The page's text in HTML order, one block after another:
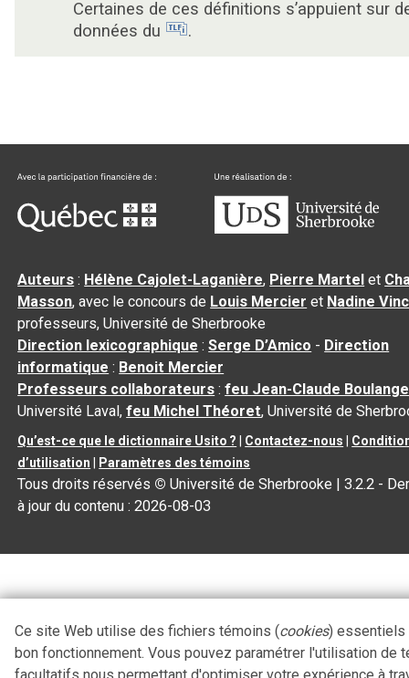
Certaines de ces définitions s’appuient sur
données du
.
Auteurs : Hélène Cajolet-Laganière, Pierre Martel et
Masson, avec le concours de Louis Mercier et Nadine
professeurs, Université de Sherbrooke
Direction lexicographique :Serge D’Amico - Direction
informatique : Benoit Mercier
Professeurs collaborateurs :feu Jean-Claude
Université Laval,feu Michel Théoret, Université de
Qu’est-ce que le dictionnaire Usito ? Contactez-nous
d’utilisation
Paramètres des témoins
Tous droits réservés © Université de Sherbrooke |3.2.2 -
à jour du contenu :2026-08-03
Ce site Web utilise des fichiers témoins (cookies) essentiels
bon fonctionnement. Vous pouvez paramétrer l'utilisation de